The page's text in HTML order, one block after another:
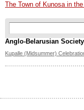
The Town of Kunosa in
Search form
Anglo-Belarusian Society
Kupalle (Midsummer)